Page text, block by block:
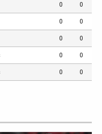
0 0
0 0
0 0
0 0
0 0